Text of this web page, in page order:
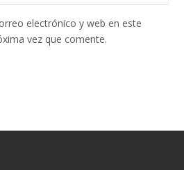
electrónico y web en este
vez que comente.